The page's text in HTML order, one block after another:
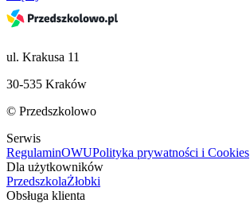
ul. Krakusa 11
30-535 Kraków
© Przedszkolowo
Serwis
RegulaminOWUPolityka prywatności i Cookies
Dla użytkowników
PrzedszkolaŻłobki
Obsługa klienta